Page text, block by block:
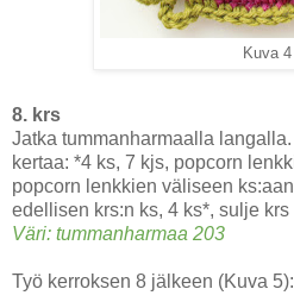
Kuva 4
8. krs
Jatka tummanharmaalla
kertaa: *4 ks, 7 kjs, popcorn
popcorn lenkkien väliseen
edellisen krs:n ks, 4 ks*, sulje krs
Väri: tummanharmaa 203
Työ kerroksen 8 jälkeen (Kuva 5):